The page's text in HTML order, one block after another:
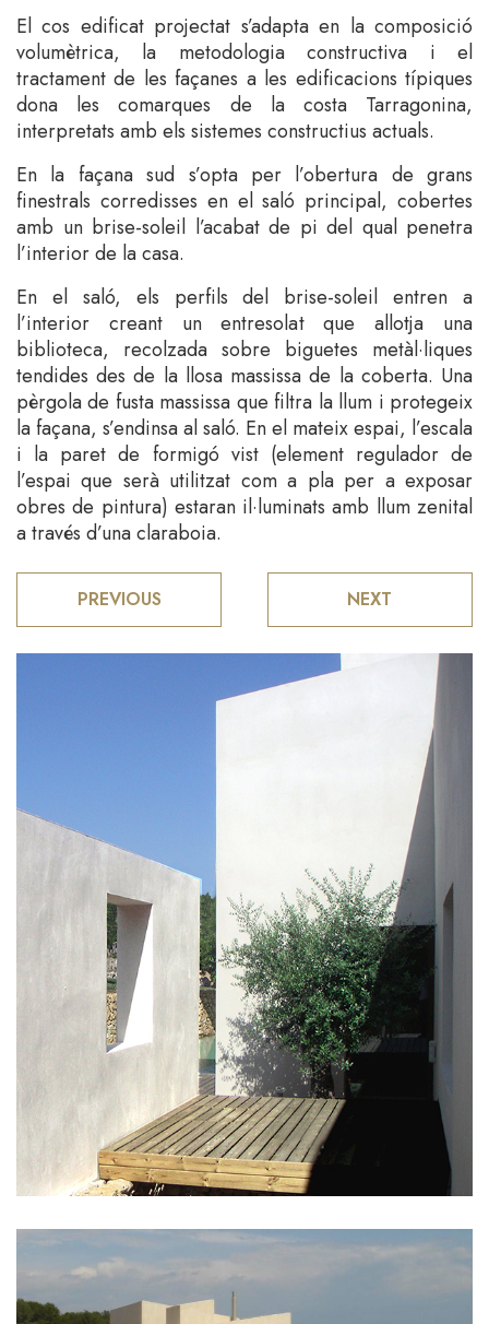
El cos edificat projectat s’adapta en la composició
volumètrica, la metodologia constructiva i el
tractament de les façanes a les edificacions típiques
dona les comarques de la costa Tarragonina,
interpretats amb els sistemes constructius actuals.
En la façana sud s’opta per l’obertura de grans
finestrals corredisses en el saló principal, cobertes
amb un brise-soleil l’acabat de pi del qual penetra
l’interior de la casa.
En el saló, els perfils del brise-soleil entren a
l’interior creant un entresolat que allotja una
biblioteca, recolzada sobre biguetes metàl·liques
tendides des de la llosa massissa de la coberta. Una
pèrgola de fusta massissa que filtra la llum i protegeix
la façana, s’endinsa al saló. En el mateix espai, l’escala
i la paret de formigó vist (element regulador de
l’espai que serà utilitzat com a pla per a exposar
obres de pintura) estaran il·luminats amb llum zenital
a través d’una claraboia.
PREVIOUS NEXT